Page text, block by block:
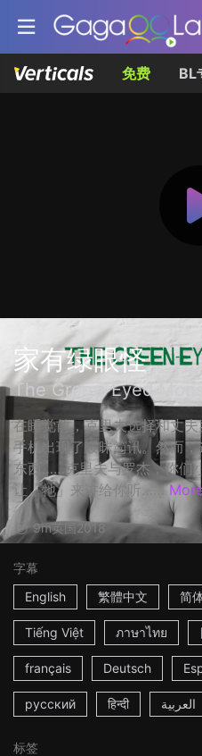
免费 BL
家有绿眼怪
The Green-Eyed
在睡觉前，克里夫选择和丈
手机出现了暧昧简讯。然而
东西……克里夫与罗杰，你们
让「牠」来讲给你听……
9m英国2018
字幕
English
繁體中文 简
Tiếng Việt ภาษาไทย
français Deutsch
русский हिन्दी العربية
标签